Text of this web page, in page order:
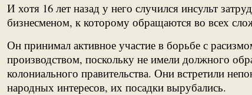
И хотя 16 лет назад у него случился инсульт
бизнесменом, к которому обращаются во всех
Он принимал активное участие в борьбе с
производством, поскольку не имели должного
колониального правительства. Они встретили
народных интересов, их посадки вырубались.